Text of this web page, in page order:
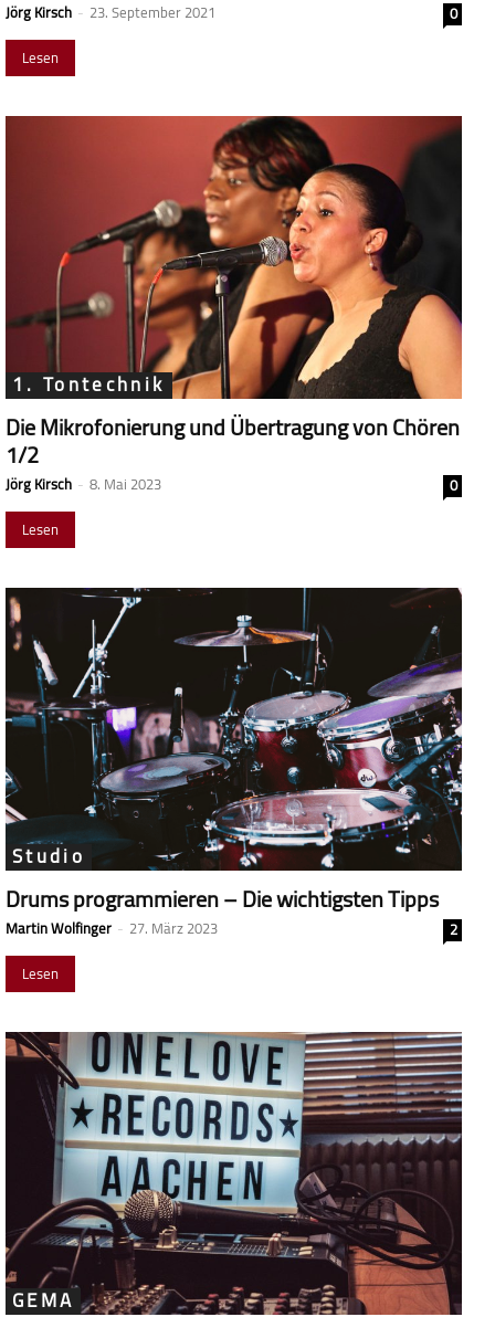
Jörg Kirsch - 23. September 2021
0
Lesen
1. Tontechnik
Die Mikrofonierung und Übertragung von Chören
1/2
Jörg Kirsch - 8. Mai 2023
0
Lesen
Studio
Drums programmieren – Die wichtigsten Tipps
Martin Wolfinger - 27. März 2023
2
Lesen
GEMA